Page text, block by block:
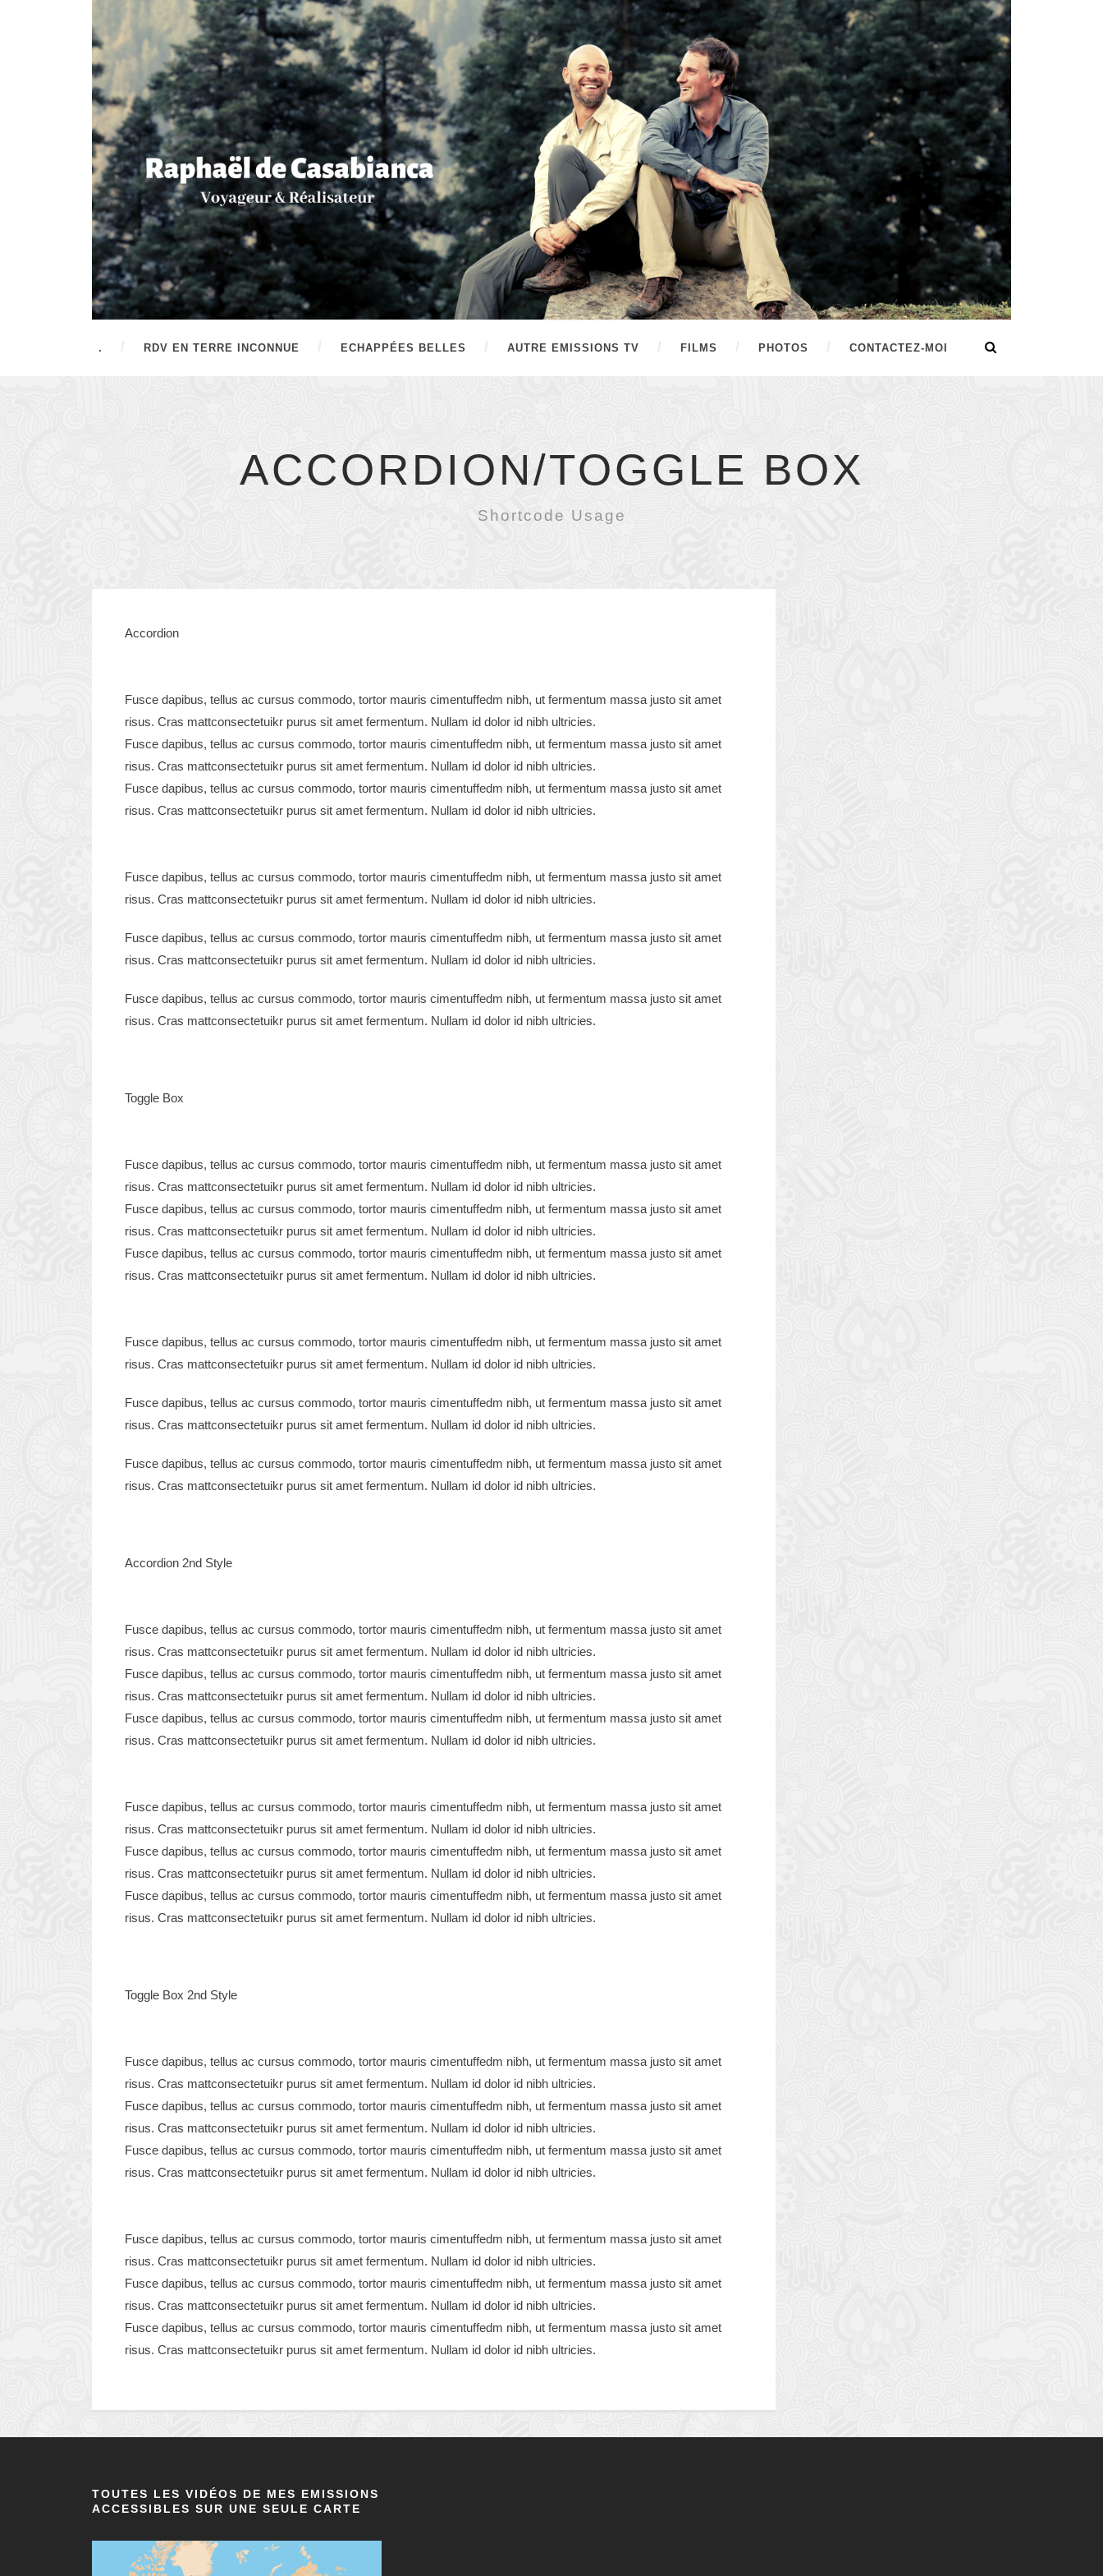
. RDV EN TERRE INCONNUE ECHAPPÉES BELLES AUTRE EMISSIONS TV FILMS PHOTOS CONTACTEZ-MOI
ACCORDION/TOGGLE BOX
Shortcode Usage
Accordion
Fusce dapibus, tellus ac cursus commodo, tortor mauris cimentuffedm nibh, ut fermentum massa justo sit amet
risus. Cras mattconsectetuikr purus sit amet fermentum. Nullam id dolor id nibh ultricies.
Fusce dapibus, tellus ac cursus commodo, tortor mauris cimentuffedm nibh, ut fermentum massa justo sit amet
risus. Cras mattconsectetuikr purus sit amet fermentum. Nullam id dolor id nibh ultricies.
Fusce dapibus, tellus ac cursus commodo, tortor mauris cimentuffedm nibh, ut fermentum massa justo sit amet
risus. Cras mattconsectetuikr purus sit amet fermentum. Nullam id dolor id nibh ultricies.
Fusce dapibus, tellus ac cursus commodo, tortor mauris cimentuffedm nibh, ut fermentum massa justo sit amet
risus. Cras mattconsectetuikr purus sit amet fermentum. Nullam id dolor id nibh ultricies.
Fusce dapibus, tellus ac cursus commodo, tortor mauris cimentuffedm nibh, ut fermentum massa justo sit amet
risus. Cras mattconsectetuikr purus sit amet fermentum. Nullam id dolor id nibh ultricies.
Fusce dapibus, tellus ac cursus commodo, tortor mauris cimentuffedm nibh, ut fermentum massa justo sit amet
risus. Cras mattconsectetuikr purus sit amet fermentum. Nullam id dolor id nibh ultricies.
Toggle Box
Fusce dapibus, tellus ac cursus commodo, tortor mauris cimentuffedm nibh, ut fermentum massa justo sit amet
risus. Cras mattconsectetuikr purus sit amet fermentum. Nullam id dolor id nibh ultricies.
Fusce dapibus, tellus ac cursus commodo, tortor mauris cimentuffedm nibh, ut fermentum massa justo sit amet
risus. Cras mattconsectetuikr purus sit amet fermentum. Nullam id dolor id nibh ultricies.
Fusce dapibus, tellus ac cursus commodo, tortor mauris cimentuffedm nibh, ut fermentum massa justo sit amet
risus. Cras mattconsectetuikr purus sit amet fermentum. Nullam id dolor id nibh ultricies.
Fusce dapibus, tellus ac cursus commodo, tortor mauris cimentuffedm nibh, ut fermentum massa justo sit amet
risus. Cras mattconsectetuikr purus sit amet fermentum. Nullam id dolor id nibh ultricies.
Fusce dapibus, tellus ac cursus commodo, tortor mauris cimentuffedm nibh, ut fermentum massa justo sit amet
risus. Cras mattconsectetuikr purus sit amet fermentum. Nullam id dolor id nibh ultricies.
Fusce dapibus, tellus ac cursus commodo, tortor mauris cimentuffedm nibh, ut fermentum massa justo sit amet
risus. Cras mattconsectetuikr purus sit amet fermentum. Nullam id dolor id nibh ultricies.
Accordion 2nd Style
Fusce dapibus, tellus ac cursus commodo, tortor mauris cimentuffedm nibh, ut fermentum massa justo sit amet
risus. Cras mattconsectetuikr purus sit amet fermentum. Nullam id dolor id nibh ultricies.
Fusce dapibus, tellus ac cursus commodo, tortor mauris cimentuffedm nibh, ut fermentum massa justo sit amet
risus. Cras mattconsectetuikr purus sit amet fermentum. Nullam id dolor id nibh ultricies.
Fusce dapibus, tellus ac cursus commodo, tortor mauris cimentuffedm nibh, ut fermentum massa justo sit amet
risus. Cras mattconsectetuikr purus sit amet fermentum. Nullam id dolor id nibh ultricies.
Fusce dapibus, tellus ac cursus commodo, tortor mauris cimentuffedm nibh, ut fermentum massa justo sit amet
risus. Cras mattconsectetuikr purus sit amet fermentum. Nullam id dolor id nibh ultricies.
Fusce dapibus, tellus ac cursus commodo, tortor mauris cimentuffedm nibh, ut fermentum massa justo sit amet
risus. Cras mattconsectetuikr purus sit amet fermentum. Nullam id dolor id nibh ultricies.
Fusce dapibus, tellus ac cursus commodo, tortor mauris cimentuffedm nibh, ut fermentum massa justo sit amet
risus. Cras mattconsectetuikr purus sit amet fermentum. Nullam id dolor id nibh ultricies.
Toggle Box 2nd Style
Fusce dapibus, tellus ac cursus commodo, tortor mauris cimentuffedm nibh, ut fermentum massa justo sit amet
risus. Cras mattconsectetuikr purus sit amet fermentum. Nullam id dolor id nibh ultricies.
Fusce dapibus, tellus ac cursus commodo, tortor mauris cimentuffedm nibh, ut fermentum massa justo sit amet
risus. Cras mattconsectetuikr purus sit amet fermentum. Nullam id dolor id nibh ultricies.
Fusce dapibus, tellus ac cursus commodo, tortor mauris cimentuffedm nibh, ut fermentum massa justo sit amet
risus. Cras mattconsectetuikr purus sit amet fermentum. Nullam id dolor id nibh ultricies.
Fusce dapibus, tellus ac cursus commodo, tortor mauris cimentuffedm nibh, ut fermentum massa justo sit amet
risus. Cras mattconsectetuikr purus sit amet fermentum. Nullam id dolor id nibh ultricies.
Fusce dapibus, tellus ac cursus commodo, tortor mauris cimentuffedm nibh, ut fermentum massa justo sit amet
risus. Cras mattconsectetuikr purus sit amet fermentum. Nullam id dolor id nibh ultricies.
Fusce dapibus, tellus ac cursus commodo, tortor mauris cimentuffedm nibh, ut fermentum massa justo sit amet
risus. Cras mattconsectetuikr purus sit amet fermentum. Nullam id dolor id nibh ultricies.
TOUTES LES VIDÉOS DE MES EMISSIONS
ACCESSIBLES SUR UNE SEULE CARTE